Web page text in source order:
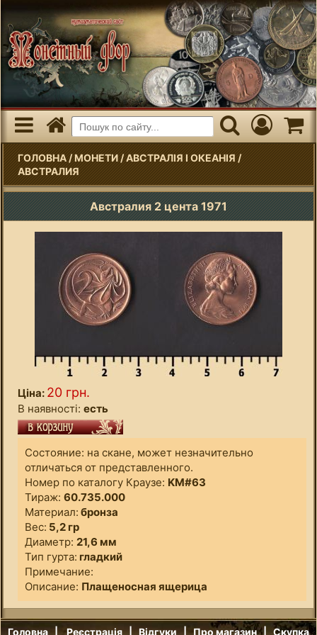
ГОЛОВНА/МОНЕТИ/АВСТРАЛІЯ І ОКЕАНІЯ/
АВСТРАЛИЯ
Австралия 2 цента 1971
Ціна: 20 грн.
В наявності: есть
Состояние: на скане, может незначительно
отличаться от представленного.
Номер по каталогу Краузе: KM#63
Тираж: 60.735.000
Материал: бронза
Вес: 5,2 гр
Диаметр: 21,6 мм
Тип гурта: гладкий
Примечание:
Описание: Плащеносная ящерица
Головна|Реєстрація Відгуки |Про магазин|Скупка